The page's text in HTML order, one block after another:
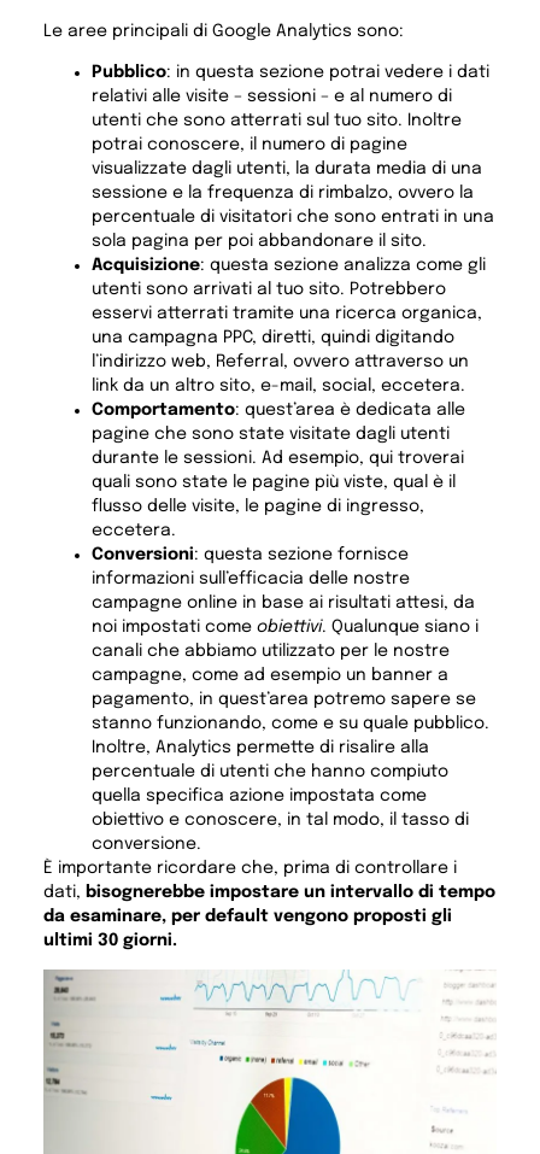
Le aree principali di Google Analytics sono:
Pubblico: in questa sezione potrai vedere i dati
relativi alle visite – sessioni – e al numero di
utenti che sono atterrati sul tuo sito. Inoltre
potrai conoscere, il numero di pagine
visualizzate dagli utenti, la durata media di una
sessione e la frequenza di rimbalzo, ovvero la
percentuale di visitatori che sono entrati in una
sola pagina per poi abbandonare il sito.
Acquisizione: questa sezione analizza come gli
utenti sono arrivati al tuo sito. Potrebbero
esservi atterrati tramite una ricerca organica,
una campagna PPC, diretti, quindi digitando
l’indirizzo web, Referral, ovvero attraverso un
link da un altro sito, e-mail, social, eccetera.
Comportamento: quest’area è dedicata alle
pagine che sono state visitate dagli utenti
durante le sessioni. Ad esempio, qui troverai
quali sono state le pagine più viste, qual è il
flusso delle visite, le pagine di ingresso,
eccetera.
Conversioni: questa sezione fornisce
informazioni sull’efficacia delle nostre
campagne online in base ai risultati attesi, da
noi impostati come obiettivi. Qualunque siano i
canali che abbiamo utilizzato per le nostre
campagne, come ad esempio un banner a
pagamento, in quest’area potremo sapere se
stanno funzionando, come e su quale pubblico.
Inoltre, Analytics permette di risalire alla
percentuale di utenti che hanno compiuto
quella specifica azione impostata come
obiettivo e conoscere, in tal modo, il tasso di
conversione.
È importante ricordare che, prima di controllare i
dati, bisognerebbe impostare un intervallo di tempo
da esaminare, per default vengono proposti gli
ultimi 30 giorni.